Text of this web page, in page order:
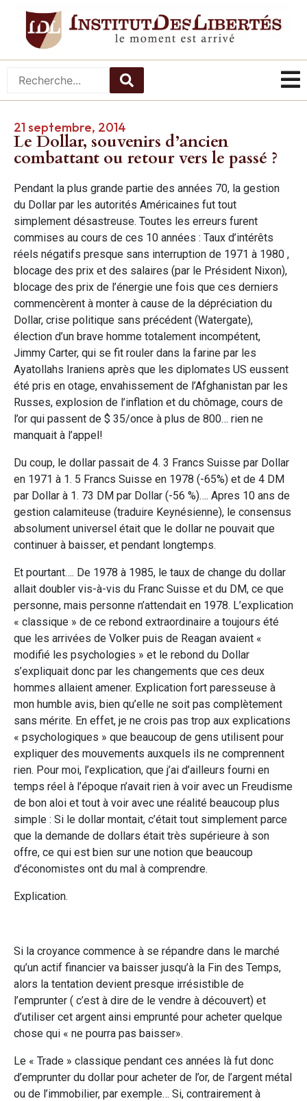
21 septembre, 2014
Le Dollar, souvenirs d’ancien
combattant ou retour vers le passé ?
Pendant la plus grande partie des années 70, la gestion
du Dollar par les autorités Américaines fut tout
simplement désastreuse. Toutes les erreurs furent
commises au cours de ces 10 années : Taux d’intérêts
réels négatifs presque sans interruption de 1971 à 1980 ,
blocage des prix et des salaires (par le Président Nixon),
blocage des prix de l’énergie une fois que ces derniers
commencèrent à monter à cause de la dépréciation du
Dollar, crise politique sans précédent (Watergate),
élection d’un brave homme totalement incompétent,
Jimmy Carter, qui se fit rouler dans la farine par les
Ayatollahs Iraniens après que les diplomates US eussent
été pris en otage, envahissement de l’Afghanistan par les
Russes, explosion de l’inflation et du chômage, cours de
l’or qui passent de $ 35/once à plus de 800… rien ne
manquait à l’appel!
Du coup, le dollar passait de 4. 3 Francs Suisse par Dollar
en 1971 à 1. 5 Francs Suisse en 1978 (-65%) et de 4 DM
par Dollar à 1. 73 DM par Dollar (-56 %)…. Apres 10 ans de
gestion calamiteuse (traduire Keynésienne), le consensus
absolument universel était que le dollar ne pouvait que
continuer à baisser, et pendant longtemps.
Et pourtant…. De 1978 à 1985, le taux de change du dollar
allait doubler vis-à-vis du Franc Suisse et du DM, ce que
personne, mais personne n’attendait en 1978. L’explication
« classique » de ce rebond extraordinaire a toujours été
que les arrivées de Volker puis de Reagan avaient «
modifié les psychologies » et le rebond du Dollar
s’expliquait donc par les changements que ces deux
hommes allaient amener. Explication fort paresseuse à
mon humble avis, bien qu’elle ne soit pas complètement
sans mérite. En effet, je ne crois pas trop aux explications
« psychologiques » que beaucoup de gens utilisent pour
expliquer des mouvements auxquels ils ne comprennent
rien. Pour moi, l’explication, que j’ai d’ailleurs fourni en
temps réel à l’époque n’avait rien à voir avec un Freudisme
de bon aloi et tout à voir avec une réalité beaucoup plus
simple : Si le dollar montait, c’était tout simplement parce
que la demande de dollars était très supérieure à son
offre, ce qui est bien sur une notion que beaucoup
d’économistes ont du mal à comprendre.
Explication.
Si la croyance commence à se répandre dans le marché
qu’un actif financier va baisser jusqu’à la Fin des Temps,
alors la tentation devient presque irrésistible de
l’emprunter ( c’est à dire de le vendre à découvert) et
d’utiliser cet argent ainsi emprunté pour acheter quelque
chose qui « ne pourra pas baisser».
Le « Trade » classique pendant ces années là fut donc
d’emprunter du dollar pour acheter de l’or, de l’argent métal
ou de l’immobilier, par exemple… Si, contrairement à